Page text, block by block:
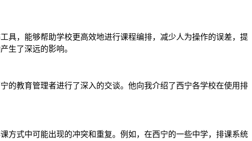
具，能够帮助学校更高效地进行课程编排，减少人为操作的误差，提
生了深远的影响。
的教育管理者进行了深入的交谈。他向我介绍了西宁各学校在使用排
方式中可能出现的冲突和重复。例如，在西宁的一些中学，排课系统